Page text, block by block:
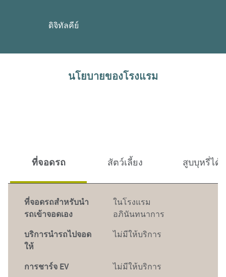
ดิจิทัลคีย์
นโยบายของโรงแรม
ที่จอดรถ สัตว์เลี้ยง สูบบุหรี่ได้
ที่จอดรถสำหรับนำ
รถเข้าจอดเอง
ในโรงแรม
อภินันทนาการ
บริการนำรถไปจอด
ให้
ไม่มีให้บริการ
การชาร์จ EV ไม่มีให้บริการ